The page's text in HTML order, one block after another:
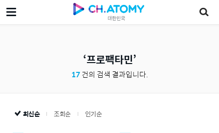
대한민국
프로팩타민
17건의 검색 결과입니다.
최신순 조회순 인기순